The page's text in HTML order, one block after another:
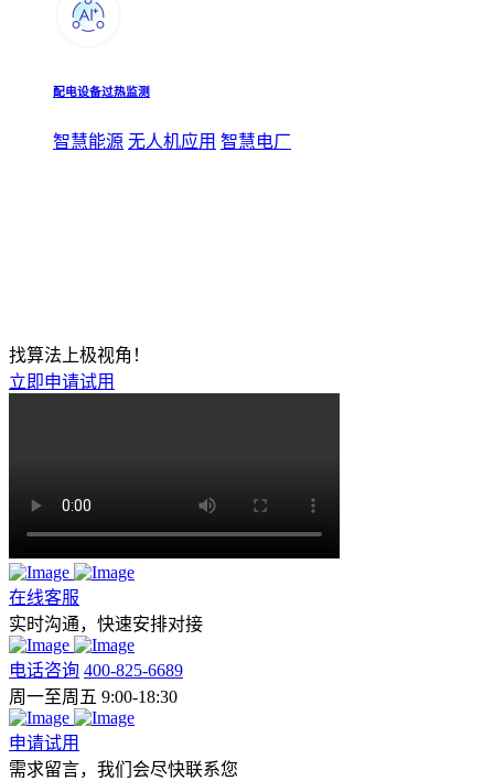
配电设备过热监测
智慧能源 无人机应用 智慧电厂
找算法上极视角！
立即申请试用
在线客服
实时沟通，快速安排对接
电话咨询 400-825-6689
周一至周五 9:00-18:30
申请试用
需求留言，我们会尽快联系您